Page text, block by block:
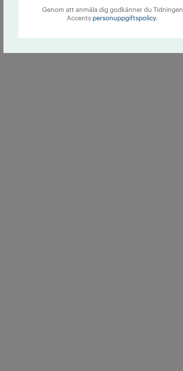
Genom att anmäla dig godkänner du Tidningen
Accents personuppgiftspolicy.